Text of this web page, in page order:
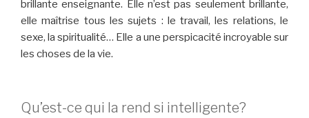
brillante enseignante. Elle n’est pas seulement brillante,
elle maîtrise tous les sujets : le travail, les relations, le
sexe, la spiritualité… Elle a une perspicacité incroyable sur
les choses de la vie.
Qu’est-ce qui la rend si intelligente?